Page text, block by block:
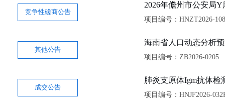
竞争性磋商公告
2026年儋州市公安局
项目编号：HNZT2026-108
其他公告
海南省人口动态分析
项目编号：ZB2026-0205
成交公告
肺炎支原体Igm抗体
项目编号：HNJF2026-